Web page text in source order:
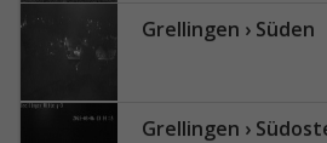
Grellingen › Süden
Grellingen › Südosten: